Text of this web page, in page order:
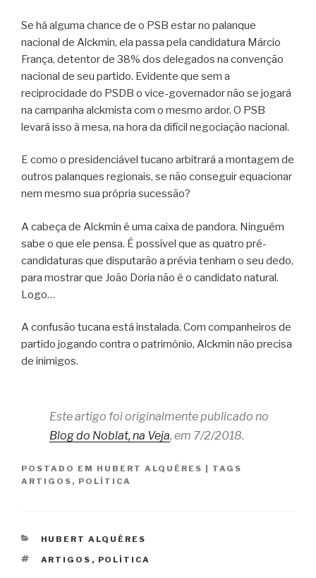
Se há alguma chance de o PSB estar no palanque
nacional de Alckmin, ela passa pela candidatura Márcio
França, detentor de 38% dos delegados na convenção
nacional de seu partido. Evidente que sem a
reciprocidade do PSDB o vice-governador não se jogará
na campanha alckmista com o mesmo ardor. O PSB
levará isso à mesa, na hora da difícil negociação nacional.
E como o presidenciável tucano arbitrará a montagem de
outros palanques regionais, se não conseguir equacionar
nem mesmo sua própria sucessão?
A cabeça de Alckmin é uma caixa de pandora. Ninguém
sabe o que ele pensa. É possível que as quatro pré-
candidaturas que disputarão a prévia tenham o seu dedo,
para mostrar que João Doria não é o candidato natural.
Logo…
A confusão tucana está instalada. Com companheiros de
partido jogando contra o patrimônio, Alckmin não precisa
de inimigos.
Este artigo foi originalmente publicado no
Blog do Noblat, na Veja, em 7/2/2018.
POSTADO EM HUBERT ALQUÉRES | TAGS
ARTIGOS , POLÍTICA
CATEGORIAS
HUBERT ALQUÉRES
TAGS
ARTIGOS , POLÍTICA